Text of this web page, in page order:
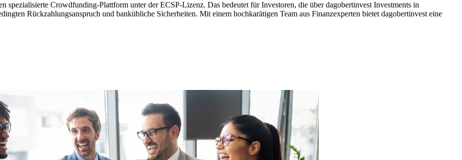
spezialisierte Crowdfunding-Plattform unter der ECSP-Lizenz. Das bedeutet für Investoren, die über dagobertinvest Investments in
Rückzahlungsanspruch und bankübliche Sicherheiten. Mit einem hochkarätigen Team aus Finanzexperten bietet dagobertinvest eine